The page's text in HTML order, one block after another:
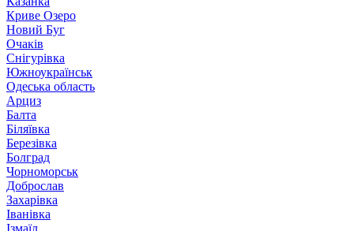
Криве Озеро
Новий Буг
Очаків
Снігурівка
Южноукраїнськ
Одеська область
Арциз
Балта
Біляївка
Березівка
Болград
Чорноморськ
Доброслав
Захарівка
Іванівка
Ізмаїл